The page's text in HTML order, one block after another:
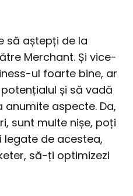
să aștepți de la
Merchant. Și vice-
ul foarte bine, ar
și să vadă
aspecte. Da,
sunt multe nișe, poți
legate de acestea,
să-ți optimizezi